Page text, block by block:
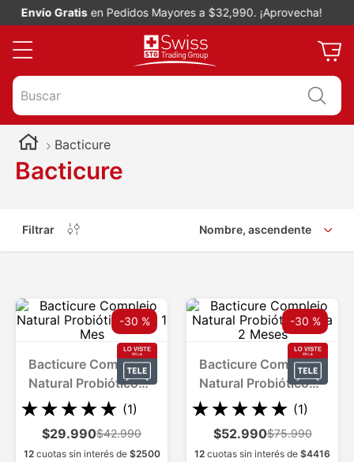
Envío Gratisen Pedidos Mayores a $32,990. ¡Aprovecha!
Buscar
Bacticure
Bacticure
Filtrar Nombre, ascendente
-30 %
Bacticure Complejo
Natural Probiótico
para 1 Mes
★★★★★ (1)
$29.990$42.990
12cuotas sin interés de $2500
-30 %
Bacticure Complejo
Natural Probiótico
para 2 Meses
★★★★★ (1)
$52.990$75.990
12 cuotas sin interés de $4416